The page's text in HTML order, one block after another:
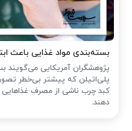
بسته‌بندی مواد غذایی باعث
پژوهشگران آمریکایی می‌گویند
پلی‌اتیلن که پیشتر بی‌خطر
کبد چرب ناشی از مصرف غذاهایی
دهند.